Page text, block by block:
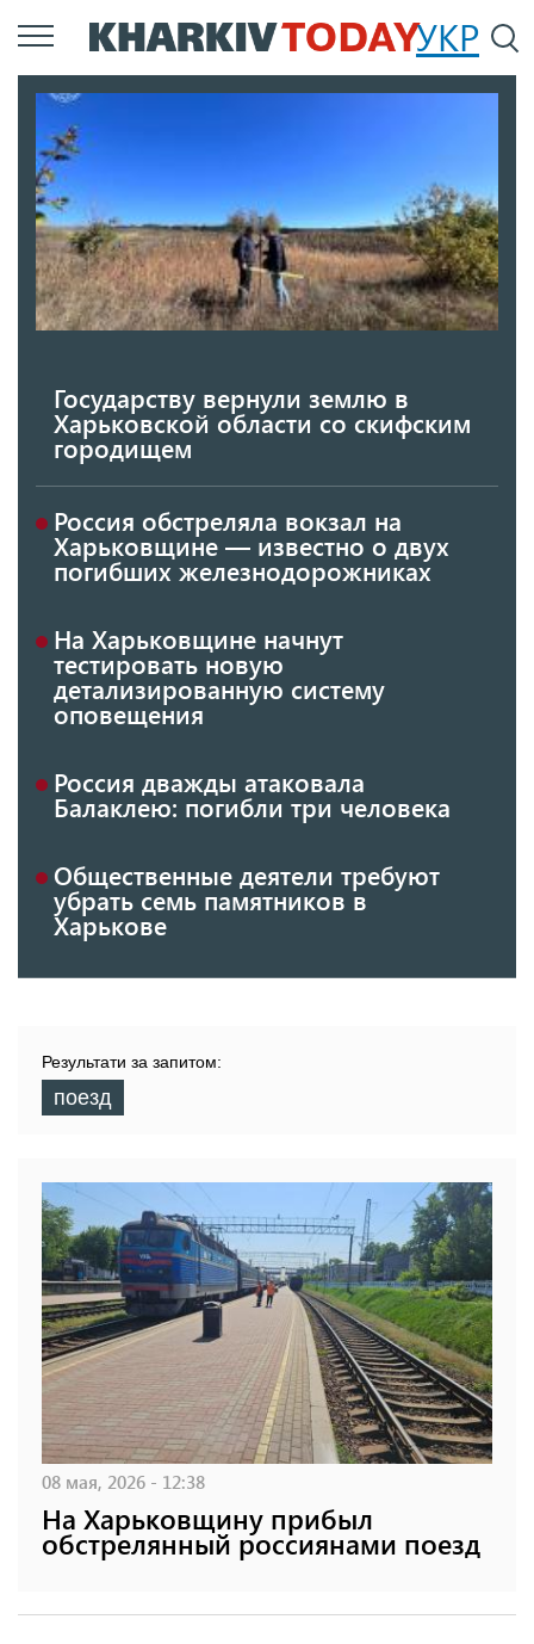
Перейти
к
УКР
Государству вернули землю в
Харьковской области со скифским
городищем
Россия обстреляла вокзал на
Харьковщине — известно о двух
погибших железнодорожниках
На Харьковщине начнут
тестировать новую
детализированную систему
оповещения
Россия дважды атаковала
Балаклею: погибли три человека
Общественные деятели требуют
убрать семь памятников в
Харькове
Результати за запитом:
поезд
08 мая, 2026 - 12:38
На Харьковщину прибыл
обстрелянный россиянами поезд